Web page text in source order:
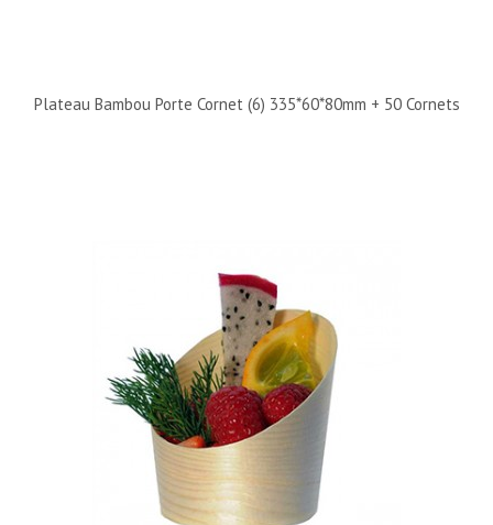
Plateau Bambou Porte Cornet (6) 335*60*80mm + 50 Cornets